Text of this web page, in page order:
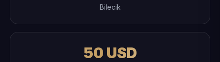
Bilecik
50 USD